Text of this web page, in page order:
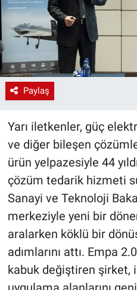
Paylaş
Yarı iletkenler, güç
ve diğer bileşen
ürün yelpazesiyle 44
çözüm tedarik hizmeti
Sanayi ve Teknoloji
merkeziyle yeni bir
aralarken köklü bir
adımlarını attı. Empa
kabuk değiştiren şirket,